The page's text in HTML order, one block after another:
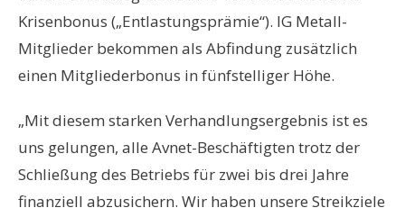
Krisenbonus („Entlastungsprämie“). IG Metall-
Mitglieder bekommen als Abfindung zusätzlich
einen Mitgliederbonus in fünfstelliger Höhe.
„Mit diesem starken Verhandlungsergebnis ist es
uns gelungen, alle Avnet-Beschäftigten trotz der
Schließung des Betriebs für zwei bis drei Jahre
finanziell abzusichern. Wir haben unsere Streikziele